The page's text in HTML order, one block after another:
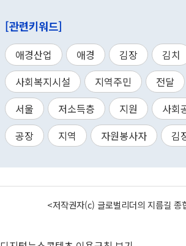
[관련키워드]
애경산업 애경 김장
김치
사회복지시설
지역주민
전달
서울
저소득층 지원
사회
공장
지역 자원봉사자 김
<저작권자(c) 글로벌리더의 지름길